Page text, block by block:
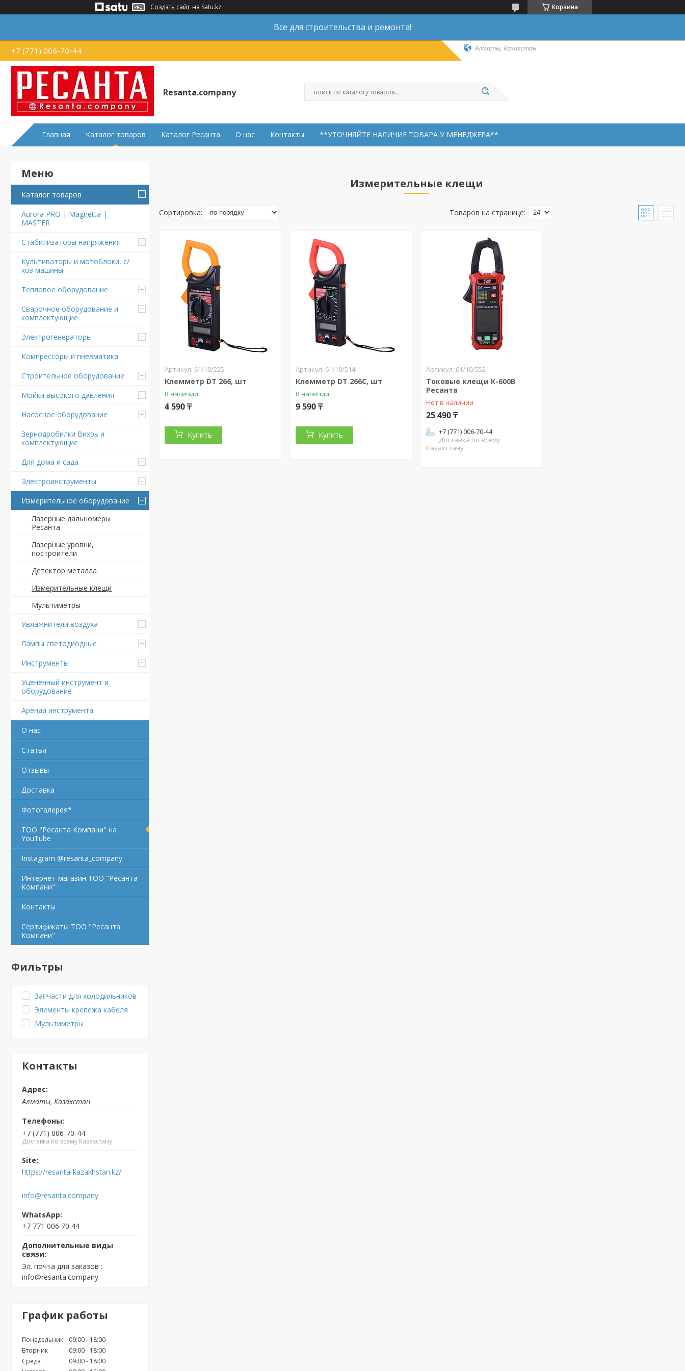
Создать сайт на Satu.kz Корзина
Все для строительства и ремонта!
+7 (771) 006-70-44 Алматы, Казахстан
Resanta.company
Главная Каталог товаров Каталог Ресанта О нас Контакты **УТОЧНЯЙТЕ НАЛИЧИЕ ТОВАРА У МЕНЕДЖЕРА**
Каталог товаров
Aurora PRO | Magnetta |
MASTER
Стабилизаторы напряжения
Культиваторы и мотоблоки, с/
хоз машины
Тепловое оборудование
Сварочное оборудование и
комплектующие
Электрогенераторы
Компрессоры и пневматика
Строительное оборудование
Мойки высокого давления
Насосное оборудование
Зернодробилки Вихрь и
комплектующие
Для дома и сада
Электроинструменты
Измерительное оборудование
Лазерные дальномеры
Ресанта
Лазерные уровни,
построители
Детектор металла
Измерительные клещи
Мультиметры
Увлажнители воздуха
Лампы светодиодные
Инструменты
Уцененный инструмент и
оборудование
Аренда инструмента
О нас
Статья
Отзывы
Доставка
Фотогалерея*
ТОО "Ресанта Компани" на
YouTube
Instagram @resanta_company
Интернет-магазин ТОО "Ресанта
Компани"
Контакты
Сертификаты ТОО "Ресанта
Компани"
Фильтры
Запчасти для холодильников
Элементы крепежа кабеля
Мультиметры
Контакты
Алматы, Казахстан
+7 (771) 006-70-44
Доставка по всему Казахстану
https://resanta-kazakhstan.kz/
info@resanta.company
+7 771 006 70 44
Эл. почта для заказов
info@resanta.company
График работы
Понедельник 09:00
18:00
Вторник
09:00
18:00
Среда
09:00
18:00
Измерительные клещи
61/10/225
Клемметр DT 266, шт
В наличии
4 590 ₸
Купить
61/10/514
Клемметр DT 266C, шт
В наличии
9 590 ₸
Купить
61/10/552
Токовые клещи К-600В
Ресанта
Нет в наличии
25 490 ₸
+7 (771) 006-70-44
Доставка по всему
Казахстану